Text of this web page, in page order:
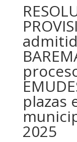
plazas
2025